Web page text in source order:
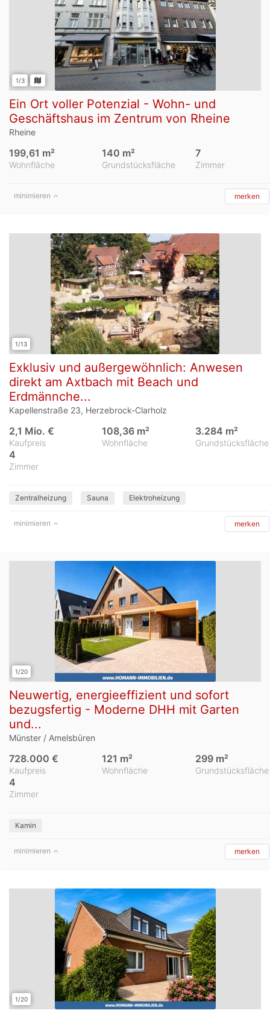
1/3
Ein Ort voller Potenzial - Wohn- und
Geschäftshaus im Zentrum von Rheine
Rheine
Wohnfläche
199,61 m²
Grundstücksfläche
140 m²
Zimmer
7
minimieren merken
1/13
Exklusiv und außergewöhnlich: Anwesen
direkt am Axtbach mit Beach und
Erdmännche...
Kapellenstraße 23, Herzebrock-Clarholz
Kaufpreis
2,1 Mio. €
Wohnfläche
108,36 m²
Grundstücksfläche
3.284 m²
Zimmer
4
Zentralheizung Sauna Elektroheizung
minimieren merken
1/20
Neuwertig, energieeffizient und sofort
bezugsfertig - Moderne DHH mit Garten
und...
Münster / Amelsbüren
Kaufpreis
728.000 €
Wohnfläche
121 m²
Grundstücksfläche
299 m²
Zimmer
4
Kamin
minimieren merken
1/20